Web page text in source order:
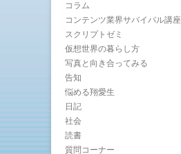
コラム
コンテンツ業界サバイバル講座
スクリプトゼミ
仮想世界の暮らし方
写真と向き合ってみる
告知
悩める翔愛生
日記
社会
読書
質問コーナー